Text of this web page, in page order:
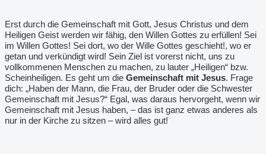
Erst durch die Gemeinschaft mit Gott, Jesus Christus und dem
Heiligen Geist werden wir fähig, den Willen Gottes zu erfüllen! Sei
im Willen Gottes! Sei dort, wo der Wille Gottes geschieht!, wo er
getan und verkündigt wird! Sein Ziel ist vorerst nicht, uns zu
vollkommenen Menschen zu machen, zu lauter „Heiligen“ bzw.
Scheinheiligen. Es geht um die Gemeinschaft mit Jesus. Frage
dich: „Haben der Mann, die Frau, der Bruder oder die Schwester
Gemeinschaft mit Jesus?“ Egal, was daraus hervorgeht, wenn wir
Gemeinschaft mit Jesus haben, – das ist ganz etwas anderes als
nur in der Kirche zu sitzen – wird alles gut!